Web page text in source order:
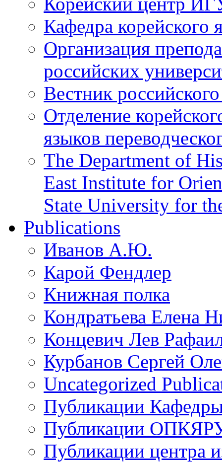
Кафедра
Организация
российских
Вестник
Отделение
языков
The Department of
East Institute for
State University for
Publications
Иванов А.Ю.
Карой Фендлер
Книжная полка
Кондратьева Елена
Концевич Лев
Курбанов Сергей
Uncategorized
Публикации
Публикации
Публикации центра